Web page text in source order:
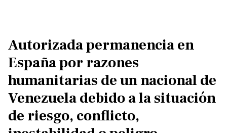
Autorizada permanencia en
España por razones
humanitarias de un nacional de
Venezuela debido a la situación
de riesgo, conflicto,